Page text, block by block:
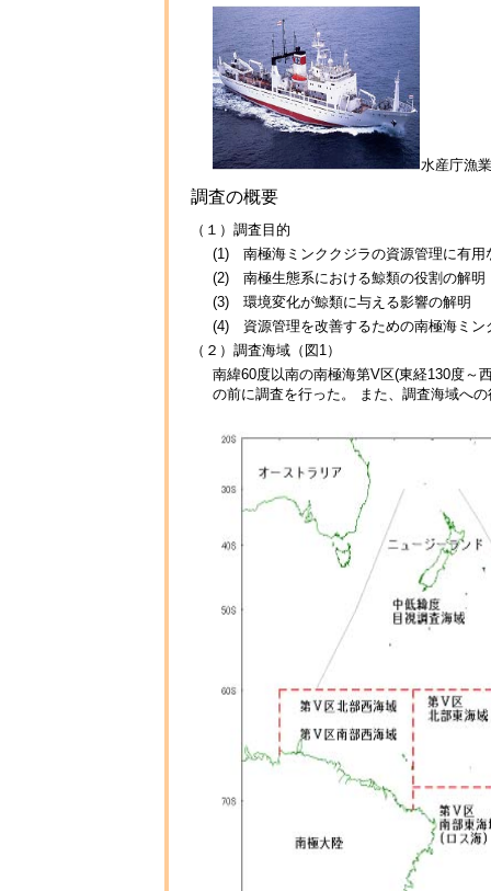
水産庁漁
調査の概要
（１）調査目的
(1) 南極海ミンククジラの資源管理に有用
(2) 南極生態系における鯨類の役割の解明
(3) 環境変化が鯨類に与える影響の解明
(4) 資源管理を改善するための南極海ミン
（２）調査海域（図1）
南緯60度以南の南極海第V区(東経130度～
の前に調査を行った。 また、調査海域へ